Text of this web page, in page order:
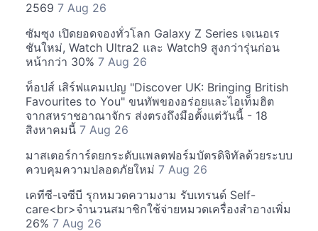
2569 7 Aug 26
ซัมซุง เปิดยอดจองทั่วโลก Galaxy Z Series เจเนอเร
ชันใหม่, Watch Ultra2 และ Watch9 สูงกว่ารุ่นก่อน
หน้ากว่า 30% 7 Aug 26
ท็อปส์ เสิร์ฟแคมเปญ "Discover UK: Bringing British
Favourites to You" ขนทัพของอร่อยและไอเท็มฮิต
จากสหราชอาณาจักร ส่งตรงถึงมือตั้งแต่วันนี้ - 18
สิงหาคมนี้ 7 Aug 26
มาสเตอร์การ์ดยกระดับแพลตฟอร์มบัตรดิจิทัลด้วยระบบ
ควบคุมความปลอดภัยใหม่ 7 Aug 26
เคทีซี-เจซีบี รุกหมวดความงาม รับเทรนด์ Self-
care<br>จำนวนสมาชิกใช้จ่ายหมวดเครื่องสำอางเพิ่ม
26% 7 Aug 26